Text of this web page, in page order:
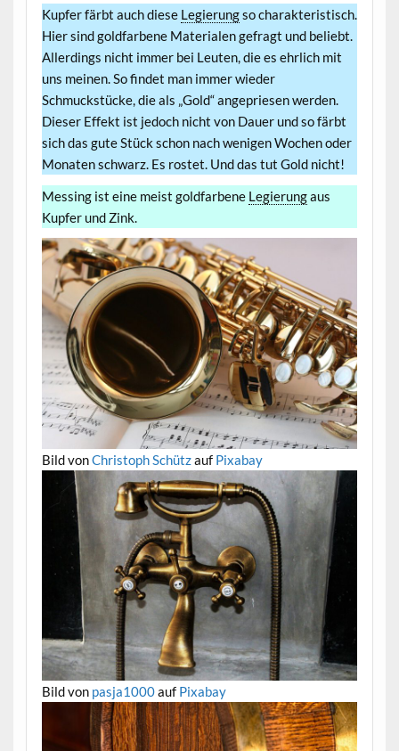
Kupfer färbt auch diese Legierungso charakteristisch.
Hier sind goldfarbene Materialen gefragt und beliebt.
Allerdings nicht immer bei Leuten, die es ehrlich mit
uns meinen. So findet man immer wieder
Schmuckstücke, die als „Gold“ angepriesen werden.
Dieser Effekt ist jedoch nicht von Dauer und so färbt
sich das gute Stück schon nach wenigen Wochen oder
Monaten schwarz. Es rostet. Und das tut Gold nicht!
Messing ist eine meist goldfarbene Legierungaus
Kupfer und Zink.
Bild vonChristoph Schützauf Pixabay
Bild von pasja1000auf Pixabay